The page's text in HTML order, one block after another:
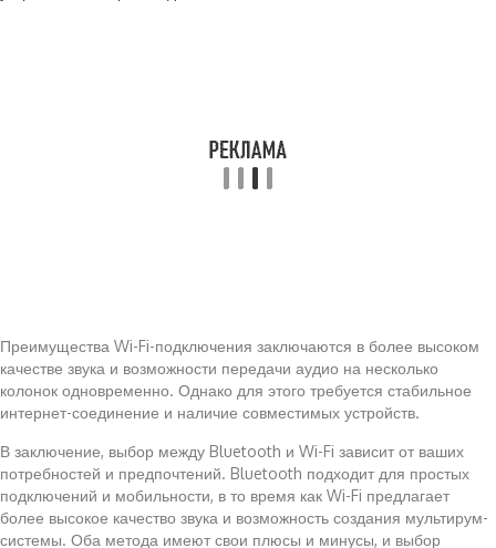
Преимущества Wi-Fi-подключения заключаются в более высоком
качестве звука и возможности передачи аудио на несколько
колонок одновременно. Однако для этого требуется стабильное
интернет-соединение и наличие совместимых устройств.
В заключение, выбор между Bluetooth и Wi-Fi зависит от ваших
потребностей и предпочтений. Bluetooth подходит для простых
подключений и мобильности, в то время как Wi-Fi предлагает
более высокое качество звука и возможность создания мультирум-
системы. Оба метода имеют свои плюсы и минусы, и выбор